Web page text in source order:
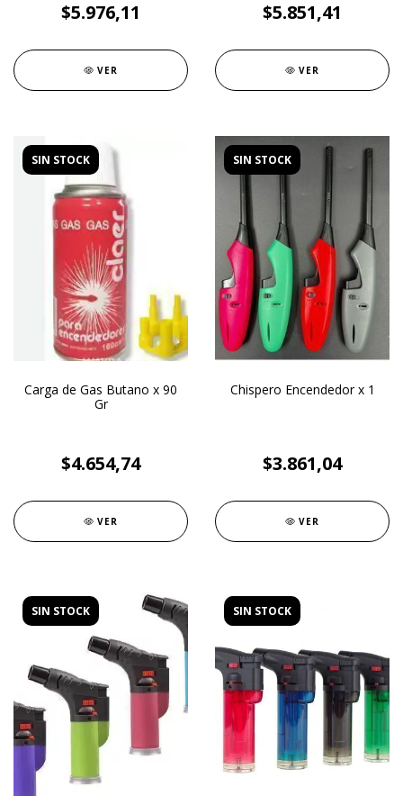
$5.976,11
VER
$5.851,41
VER
SIN STOCK
Carga de Gas Butano x 90
Gr
$4.654,74
VER
SIN STOCK
Chispero Encendedor x 1
$3.861,04
VER
SIN STOCK SIN STOCK